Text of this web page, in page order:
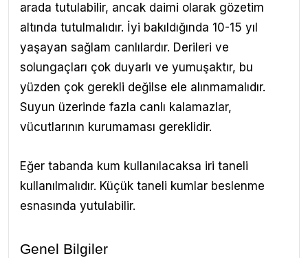
arada tutulabilir, ancak daimi olarak gözetim
altında tutulmalıdır. İyi bakıldığında 10-15 yıl
yaşayan sağlam canlılardır. Derileri ve
solungaçları çok duyarlı ve yumuşaktır, bu
yüzden çok gerekli değilse ele alınmamalıdır.
Suyun üzerinde fazla canlı kalamazlar,
vücutlarının kurumaması gereklidir.
Eğer tabanda kum kullanılacaksa iri taneli
kullanılmalıdır. Küçük taneli kumlar beslenme
esnasında yutulabilir.
Genel Bilgiler